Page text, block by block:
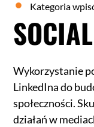
Kategoria
Wykorzystanie
LinkedIna do
społeczności.
działań w